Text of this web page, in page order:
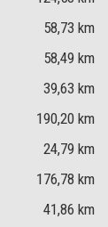
58,73 km
58,49 km
39,63 km
190,20 km
24,79 km
176,78 km
41,86 km